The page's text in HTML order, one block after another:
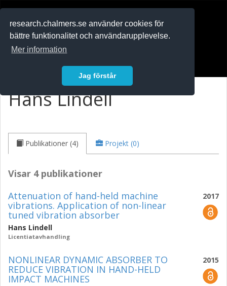
research.chalmers.se använder cookies för
bättre funktionalitet och användarupplevelse.
Mer information
Jag förstår
Hans Lindell
Publikationer (4) Projekt (0)
Visar 4 publikationer
2017
Attenuation of hand-held machine
vibrations. Application of non-linear
tuned vibration absorber
Hans Lindell
Licentiatavhandling
2015
NONLINEAR DYNAMIC ABSORBER TO
REDUCE VIBRATION IN HAND-HELD
IMPACT MACHINES